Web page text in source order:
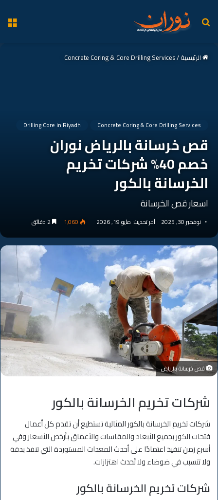
بحث
الرئيسية/
Concrete Coring & Core Drilling Services
Concrete Coring & Core Drilling Services
Drilling Core in Riyadh
قص خرسانة بالرياض نوران
خصم 40% شركات تخريم
الخرسانة بالكور
اسعار قص الخرسانة
نوفمبر 30, 2025 آخر تحديث: مايو 19, 2026 1٬060
قص خرسانة بالرياض
شركات تخريم الخرسانة بالكور
شركات تخريم الخرسانة بالكور المثالية تستطيع أن تقدم كل أعمال
فتحات الكور بجميع الأبعاد والمقاسات والأعماق بأرخص الأسعار وفي
أسرع زمن تنفيذ اعتمادًا على أحدث المعدات المستوردة التي تنفذ بدقة
ولا تتسبب في ضوضاء ولا تُحدث اهتزازات.
شركات تخريم الخرسانة بالكور